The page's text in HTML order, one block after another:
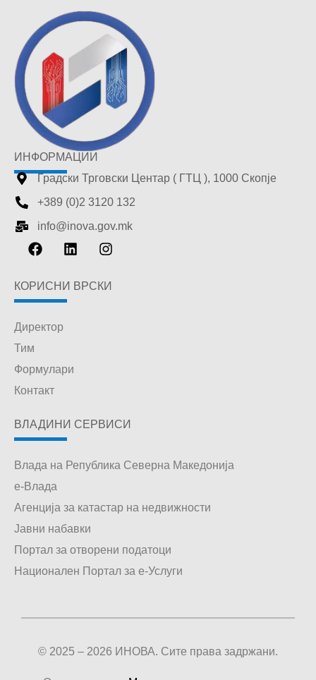
ИНФОРМАЦИИ
Градски Трговски Центар ( ГТЦ ), 1000 Скопје
+389 (0)2 3120 132
info@inova.gov.mk
КОРИСНИ ВРСКИ
Директор
Тим
Формулари
Контакт
ВЛАДИНИ СЕРВИСИ
Влада на Република Северна Македонија
е-Влада
Агенција за катастар на недвижности
Јавни набавки
Портал за отворени податоци
Национален Портал за е-Услуги
© 2025 – 2026 ИНОВА. Сите права задржани.